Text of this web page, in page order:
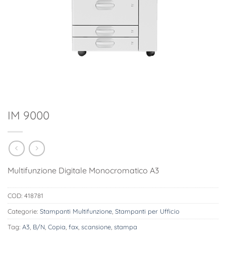
IM 9000
Multifunzione Digitale Monocromatico A3
COD: 418781
Categorie: Stampanti Multifunzione, Stampanti per Ufficio
Tag: A3, B/N, Copia, fax, scansione, stampa